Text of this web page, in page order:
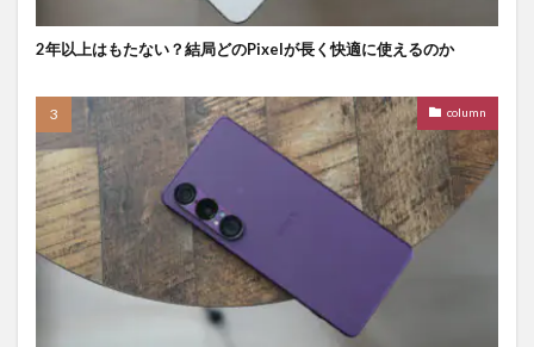
2年以上はもたない？結局どのPixelが長く快適に使えるのか
column